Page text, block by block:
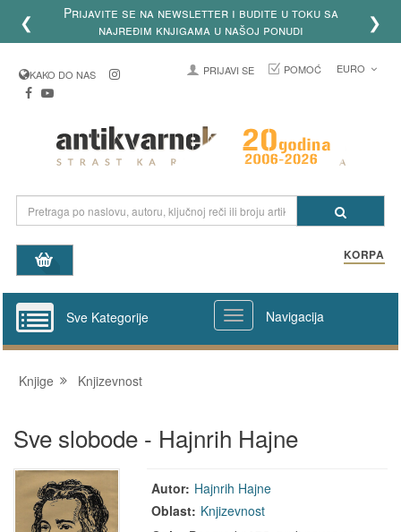
❮
Prijavite se na newsletter i budite u toku sa
najređim knjigama u našoj ponudi
❯
KAKO DO NAS PRIJAVI SE POMOĆ EURO
KORPA
Sve Kategorije Navigacija
Knjige Knjizevnost
Sve slobode - Hajnrih Hajne
Autor: Hajnrih Hajne
Oblast: Knjizevnost